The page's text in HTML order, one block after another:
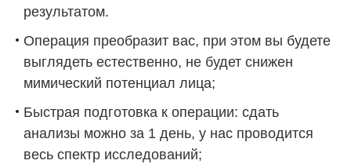
результатом.
Операция преобразит вас, при этом вы будете
выглядеть естественно, не будет снижен
мимический потенциал лица;
Быстрая подготовка к операции: сдать
анализы можно за 1 день, у нас проводится
весь спектр исследований;